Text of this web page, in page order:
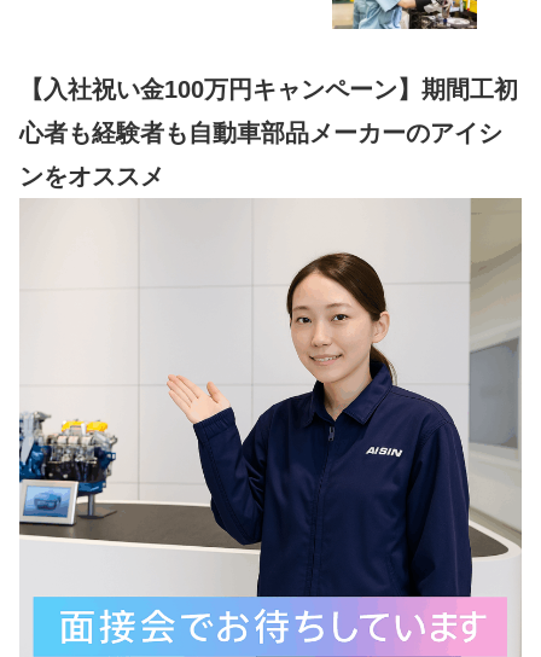
【入社祝い金100万円キャンペーン】期間工初
心者も経験者も自動車部品メーカーのアイシ
ンをオススメ